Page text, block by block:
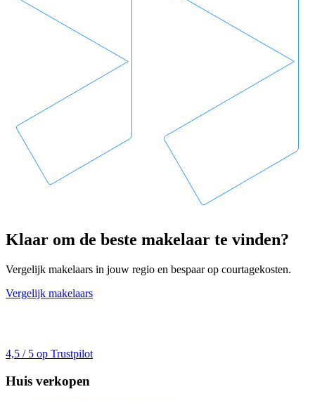
Klaar om de beste makelaar te vinden?
Vergelijk makelaars in jouw regio en bespaar op courtagekosten.
Vergelijk makelaars
4,5 / 5 op Trustpilot
Huis verkopen